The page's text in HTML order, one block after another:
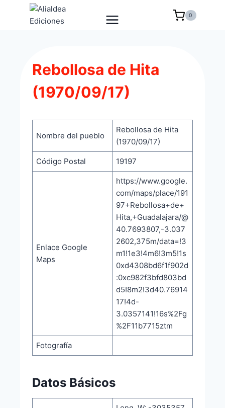
0
Rebollosa de Hita
(1970/09/17)
Nombre del pueblo
Rebollosa de Hita
(1970/09/17)
Código Postal 19197
Enlace Google
Maps
https://www.google.
com/maps/place/191
97+Rebollosa+de+
Hita,+Guadalajara/@
40.7693807,-3.037
2602,375m/data=!3
m1!1e3!4m6!3m5!1s
0xd4308bd6f1f902d
:0xc982f3bfd803bd
d5!8m2!3d40.76914
17!4d-
3.0357141!16s%2Fg
%2F11b7715ztm
Fotografía
Datos Básicos